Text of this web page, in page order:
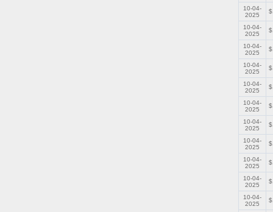
10-04-
2025
10-04-
2025
10-04-
2025
10-04-
2025
10-04-
2025
10-04-
2025
10-04-
2025
10-04-
2025
10-04-
2025
10-04-
2025
10-04-
2025